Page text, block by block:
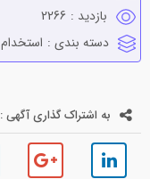
بازدید : 2266
دسته بندی : استخدام
به اشتراک گذاری آگهی :